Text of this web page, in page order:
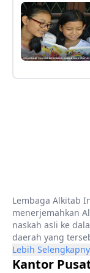
Lembaga Alkitab
menerjemahkan
naskah asli ke
daerah yang
Lebih
Kantor